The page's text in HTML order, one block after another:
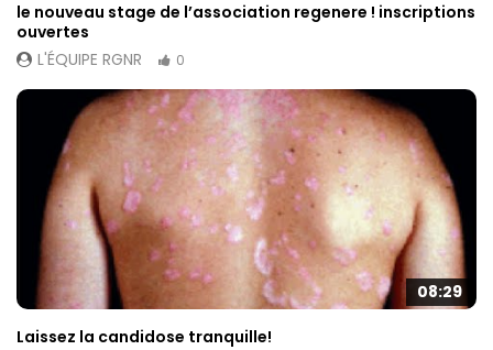
le nouveau stage de l’association regenere ! inscriptions
ouvertes
L'ÉQUIPE RGNR
0
08:29
Laissez la candidose tranquille!